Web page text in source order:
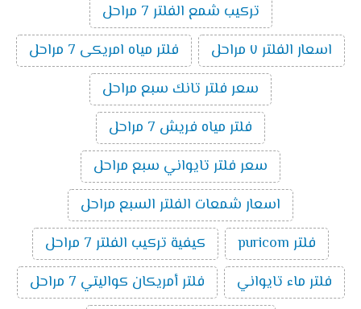
تركيب شمع الفلتر 7 مراحل
اسعار الفلتر ٧ مراحل
فلتر مياه امريكى 7 مراحل
سعر فلتر تانك سبع مراحل
فلتر مياه فريش 7 مراحل
سعر فلتر تايواني سبع مراحل
اسعار شمعات الفلتر السبع مراحل
فلتر puricom
كيفية تركيب الفلتر 7 مراحل
فلتر ماء تايواني
فلتر أمريكان كواليتي 7 مراحل